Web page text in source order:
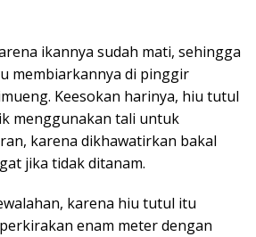
ikannya sudah mati, sehingga
membiarkannya di pinggir
Keesokan harinya, hiu tutul
menggunakan tali untuk
karena dikhawatirkan bakal
jika tidak ditanam.
karena hiu tutul itu
enam meter dengan